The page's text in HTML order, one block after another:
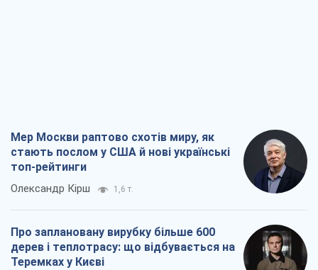
Мер Москви раптово схотів миру, як
стають послом у США й нові українські
топ-рейтинги
Олександр Кірш 1,6 т.
Про заплановану вирубку більше 600
дерев і теплотрасу: що відбувається на
Теремках у Києві